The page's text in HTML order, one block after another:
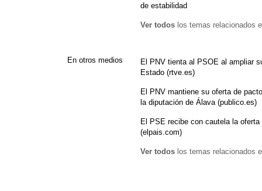
de estabilidad
Ver todos los temas relacionados
En otros medios
El PNV tienta al PSOE al ampliar
Estado (rtve.es)
El PNV mantiene su oferta de
la diputación de Álava (publico.es)
El PSE recibe con cautela la
(elpais.com)
Ver todos los temas relacionados